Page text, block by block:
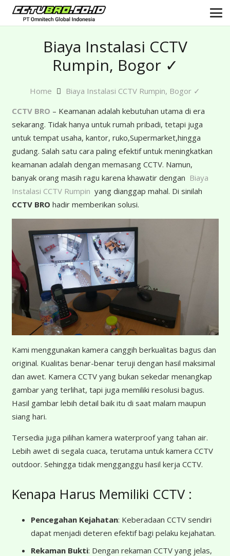
Biaya Instalasi CCTV
Rumpin, Bogor ✓
Home
Biaya Instalasi CCTV Rumpin, Bogor ✓
CCTV BRO – Keamanan adalah kebutuhan utama di era
sekarang. Tidak hanya untuk rumah pribadi, tetapi juga
untuk tempat usaha, kantor, ruko,Supermarket,hingga
gudang. Salah satu cara paling efektif untuk meningkatkan
keamanan adalah dengan memasang CCTV. Namun,
banyak orang masih ragu karena khawatir dengan Biaya
Instalasi CCTV Rumpin yang dianggap mahal. Di sinilah
CCTV BRO hadir memberikan solusi.
Kami menggunakan kamera canggih berkualitas bagus dan
original. Kualitas benar-benar teruji dengan hasil maksimal
dan awet. Kamera CCTV yang bukan sekedar menangkap
gambar yang terlihat, tapi juga memiliki resolusi bagus.
Hasil gambar lebih detail baik itu di saat malam maupun
siang hari.
Tersedia juga pilihan kamera waterproof yang tahan air.
Lebih awet di segala cuaca, terutama untuk kamera CCTV
outdoor. Sehingga tidak mengganggu hasil kerja CCTV.
Kenapa Harus Memiliki CCTV :
Pencegahan Kejahatan: Keberadaan CCTV sendiri
dapat menjadi deteren efektif bagi pelaku kejahatan.
Rekaman Bukti: Dengan rekaman CCTV yang jelas,